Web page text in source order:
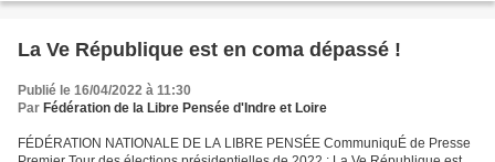
La Ve République est en coma dépassé !
Publié le 16/04/2022 à 11:30
Par Fédération de la Libre Pensée d'Indre et Loire
FÉDÉRATION NATIONALE DE LA LIBRE PENSÉE CommuniquÉ de Presse